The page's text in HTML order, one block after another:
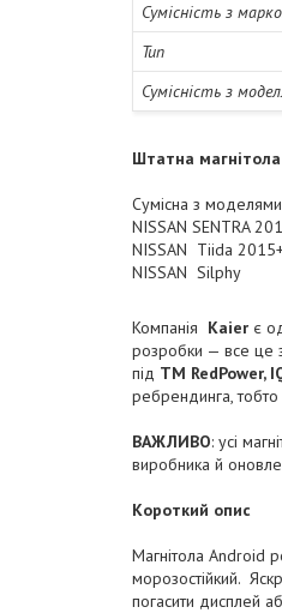
Сумісність з
Тип
Сумісність з
Штатна магнітола
Сумісна з
NISSAN SENTRA
NISSAN Tiida
NISSAN Silphy
Компанія Kaier є
розробки — все це
під ТМ RedPower,
ребрендинга, тобто
ВАЖЛИВО: усі
виробника й
Короткий опис
Магнітола Android
морозостійкий.
погасити дисплей